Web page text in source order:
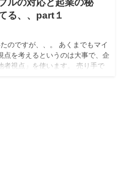
ルの対応と起業の秘
る、、part１
のですが、、。 あくまでもマイ
点を考えるというのは大事で、企
者視点」を使います。 売り手で